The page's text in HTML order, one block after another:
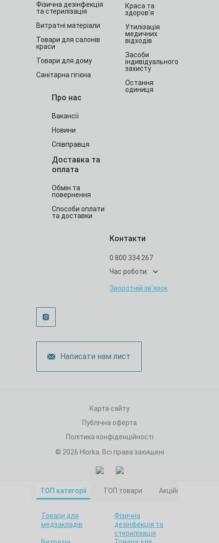
Написати нам лист
Фізична дезінфекція
та стерилізація
Витратні матеріали
Товари для салонів
краси
Товари для дому
Санітарна гігієна
Краса та
здоров'я
Утилізація
медичних
відходів
Засоби
індивідуального
захисту
Остання
одиниця
Про нас
Вакансії
Новини
Співправця
Доставка та
оплата
Обмін та
повернення
Способи оплати
та доставки
Контакти
0 800 334 267
Час роботи:
Зворотній зв’язок
Карта сайту
Публічна оферта
Політика конфіденційності
© 2026 Hlorka. Всі права захищені
ТОП категорії ТОП товари Акційні товари
Товари для
медзакладів
Фізична
дезінфекція та
стерилізація